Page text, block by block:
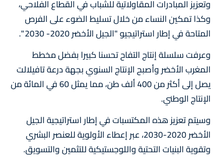
وتعزيز المبادرات المقاولاتية للشباب في القطاع الفلاحي،
وكذا تمكين النساء من خلال تسليط الضوء على الفرص
المتاحة في إطار استراتيجيو "الجيل الأخضر 2020- 2030 ".
وعرفت سلسلة إنتاج التفاح تحسنا كبيرا بفضل مخطط
المغرب الأخضر وأصبح الإنتاج السنوي بجهة درعة تافيلالت
يصل إلى أكثر من 400 ألف طن، مما يمثل 60 في المائة من
الإنتاج الوطني.
وسيتم تعزيز هذه المكتسبات في إطار استراتيجية الجيل
الأخضر 2020-2030، عبر إعطاء الأولوية للعنصر البشري
وتقوية البنيات التحتية واللوجستيكية للتثمين والتسويق.